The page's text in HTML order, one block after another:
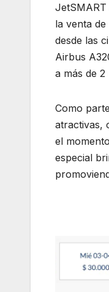
la venta
desde las
Airbus
a más de
Como
atractivas,
el
especial